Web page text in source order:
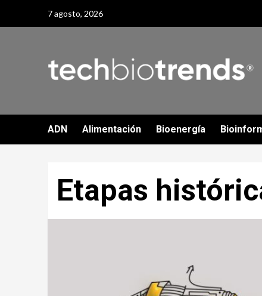
7 agosto, 2026
ADN Alimentación Bioenergía
Etapas